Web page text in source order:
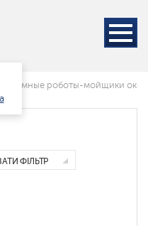
Умные роботы-мойщики окон
ФІЛЬТР